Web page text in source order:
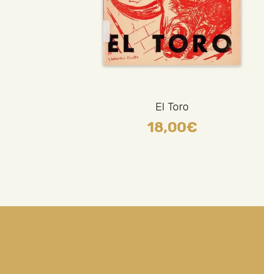
El Toro
18,00€